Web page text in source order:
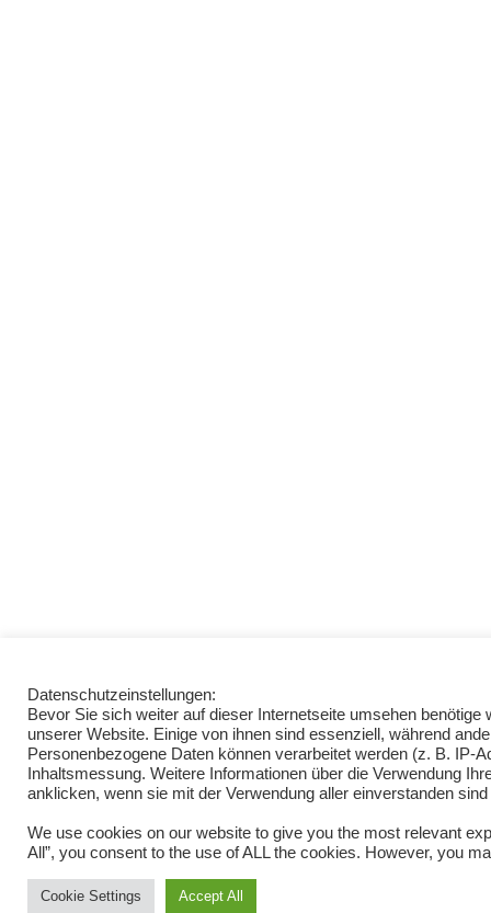
Datenschutzeinstellungen:
Bevor Sie sich weiter auf dieser Internetseite umsehen
unserer Website. Einige von ihnen sind essenziell, während
Personenbezogene Daten können verarbeitet werden (z. B. IP-
Inhaltsmessung. Weitere Informationen über die Verwendung
anklicken, wenn sie mit der Verwendung aller einverstanden
We use cookies on our website to give you the most relevant
All”, you consent to the use of ALL the cookies. However, you
Cookie Settings Accept All